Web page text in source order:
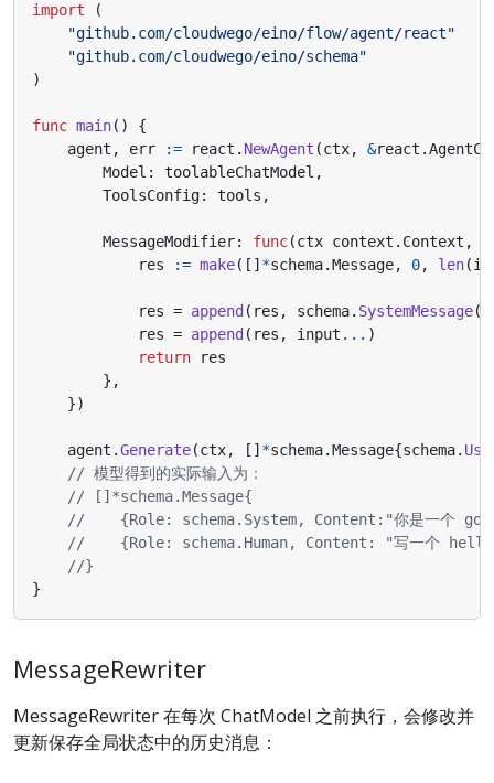
import
(
"github.com/cloudwego/eino/flow/agent/react"
"github.com/cloudwego/eino/schema"
)
func main()
{
agent , err := react . NewAgent (ctx, &react .
Model : toolableChatModel ,
ToolsConfig: tools ,
MessageModifier: func(ctx context . Context ,
res
:= make([] *schema.Message, 0, len(
res = append ( res , schema. SystemMessage(
res = append ( res , input ... )
return
res
},
})
agent .Generate(ctx, [] *schema.Message{schema.
// 模型得到的实际输入为：
// []*schema.Message{
//    {Role: schema.System, Content:"你是一个
//    {Role: schema.Human, Content: "写一个
//}
}
MessageRewriter
MessageRewriter 在每次 ChatModel 之前执行，会修改并
更新保存全局状态中的历史消息：